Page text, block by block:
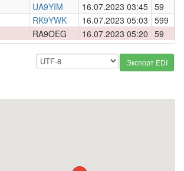
UA9YIM 16.07.2023 03:45 59
RK9YWK 16.07.2023 05:03 599
RA9OEG 16.07.2023 05:20 59
Экспорт EDI